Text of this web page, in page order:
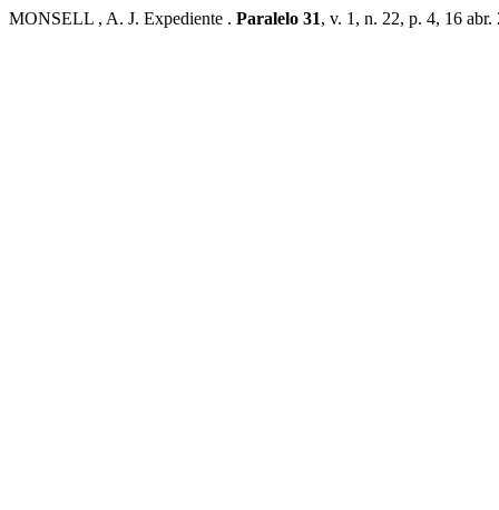
MONSELL , A. J. Expediente . Paralelo 31, v. 1, n. 22, p. 4, 16 abr.